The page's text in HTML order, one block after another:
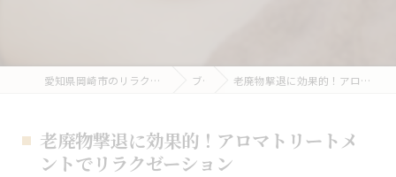
愛知県岡崎市のリラクゼーションならMUCHA SUERTE ブログ 老廃物撃退に効果的！アロマトリートメントでリラクゼーション
老廃物撃退に効果的！アロマトリートメ
ントでリラクゼーション